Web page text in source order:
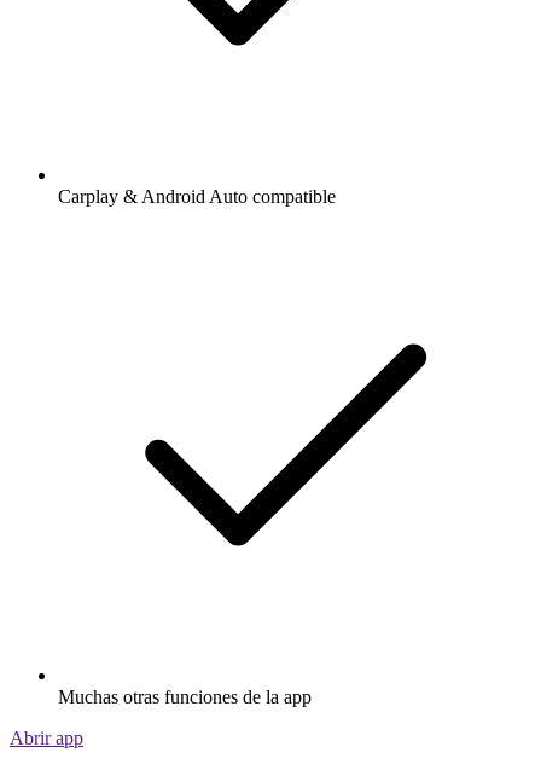
Carplay & Android Auto compatible
Muchas otras funciones de la app
Abrir app